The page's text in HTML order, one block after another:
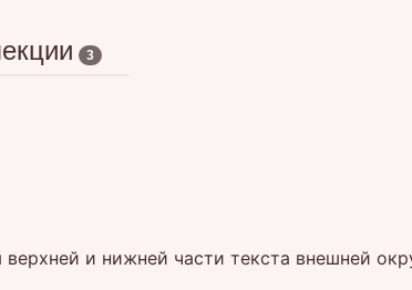
3
и нижней части текста внешней